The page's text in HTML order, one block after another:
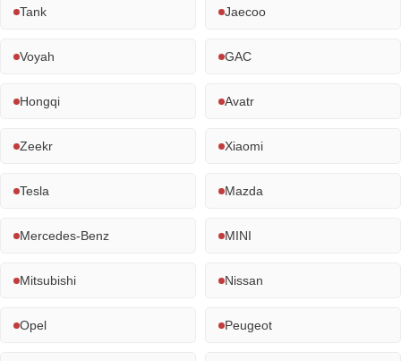
Tank Jaecoo
Voyah GAC
Hongqi Avatr
Zeekr Xiaomi
Tesla Mazda
Mercedes-Benz MINI
Mitsubishi Nissan
Opel Peugeot